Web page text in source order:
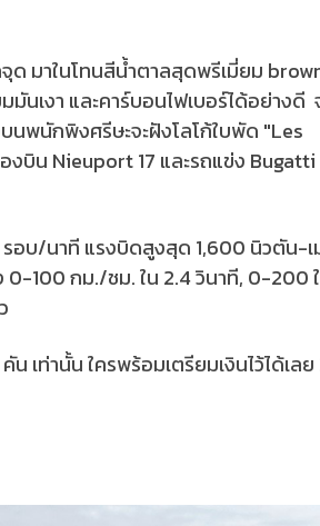
ด มาในโทนสีน้ำตาลสุดพรีเมี่ยม
มันเงา และคาร์บอนไฟเบอร์ได้อย่าง
นพนักพิงศรีษะจะฝังโลโก้ใบพัด "Les
งบิน Nieuport 17 และรถแข่ง
รอบ/นาที แรงบิดสูงสุด 1,600 นิวตัน-
100 กม./ชม. ใน 2.4 วินาที, 0-200
เท่านั้น ใครพร้อมเตรียมเงินไว้ได้เล